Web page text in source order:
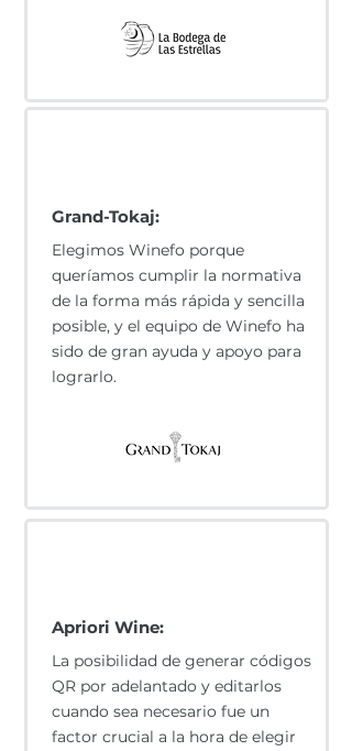
Grand-Tokaj:
Elegimos Winefo porque
queríamos cumplir la normativa
de la forma más rápida y sencilla
posible, y el equipo de Winefo ha
sido de gran ayuda y apoyo para
lograrlo.
Apriori Wine:
La posibilidad de generar códigos
QR por adelantado y editarlos
cuando sea necesario fue un
factor crucial a la hora de elegir